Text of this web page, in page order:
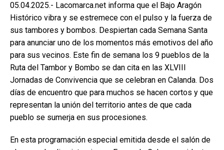
05.04.2025.- Lacomarca.net informa que el Bajo Aragón
Histórico vibra y se estremece con el pulso y la fuerza de
sus tambores y bombos. Despiertan cada Semana Santa
para anunciar uno de los momentos más emotivos del año
para sus vecinos. Este fin de semana los 9 pueblos de la
Ruta del Tambor y Bombo se dan cita en las XLVIII
Jornadas de Convivencia que se celebran en Calanda. Dos
días de encuentro que para muchos se hacen cortos y que
representan la unión del territorio antes de que cada
pueblo se sumerja en sus procesiones.
En esta programación especial emitida desde el salón de